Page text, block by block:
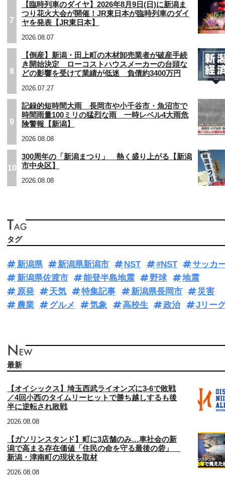
7
【臨時列車のダイヤ】2026年8月9日(日)に新潟ま
つり花火大会が開催！JR東日本が臨時列車のダイ
ヤを発表【JR東日本】
2026.08.07
8
【倒産】新潟・田上町の木材卸売業者が破産手続
き開始決定 ローコストハウスメーカーの台頭な
どの影響を受けて業績が低迷 負債約3400万円
2026.07.27
9
記録的短時間大雨 長岡市や小千谷市・魚沼市で
時間雨量100ミリの猛烈な雨 一時レベル4大雨危
険警報【新潟】
2026.08.08
10
300周年の「新潟まつり」 熱く盛り上がる【新潟
市中央区】
2026.08.08
タグ
新潟県 新潟県新潟市 NST #NST
サッカ
新潟県佐渡市
能登半島地震 野球
地震
原発
天気 特集記事 新潟県長岡市
災害
農業
グルメ 気象 高校生 政治 Jリー
最新
【オイシックス】埼玉西武ライオンズに3‐6で敗戦
／4回小西のタイムリーヒットで勝ち越しするも後
半に逆転され敗戦
2026.08.08
【ガソリンスタンド】町に3店舗のみ…車社会の新
潟で高まる存在価値「住民の命を守る最後の砦」
新潟・津南町の現状を取材
2026.08.08